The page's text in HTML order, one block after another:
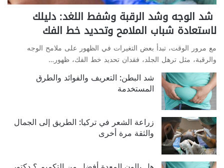
شد الوجه وشد الرقبة وشفط اللغد: دليلك
لاستعادة شباب الملامح وتحديد خط الفك
مع مرور الوقت، تبدأ بعض التغيرات في الظهور على ملامح الوجه
والرقبة، مثل ترهل الجلد، فقدان تحديد خط الفك، ظهور…
شد البطن: التعريف والفوائد والطرق
المستخدمة
زراعة الشعر في تركيا: الطريق إلى الجمال
والثقة مرة أخرى